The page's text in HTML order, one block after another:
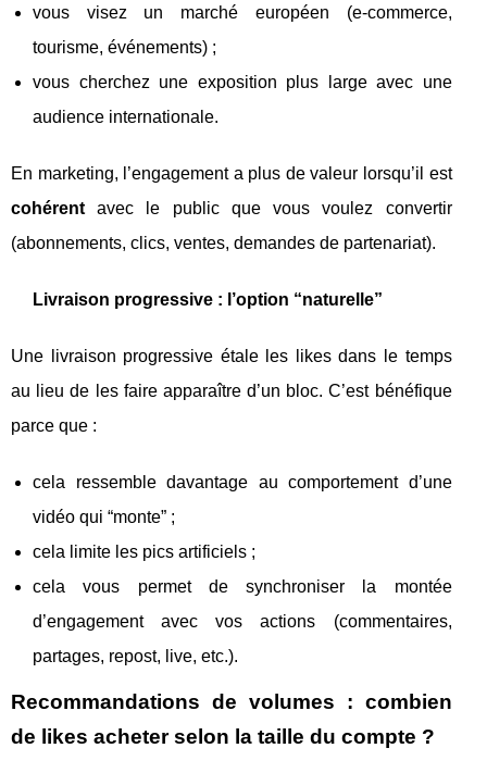
vous visez un marché européen (e-commerce,
tourisme, événements) ;
vous cherchez une exposition plus large avec une
audience internationale.
En marketing, l’engagement a plus de valeur lorsqu’il est
cohérent avec le public que vous voulez convertir
(abonnements, clics, ventes, demandes de partenariat).
Livraison progressive : l’option “naturelle”
Une livraison progressive étale les likes dans le temps
au lieu de les faire apparaître d’un bloc. C’est bénéfique
parce que :
cela ressemble davantage au comportement d’une
vidéo qui “monte” ;
cela limite les pics artificiels ;
cela vous permet de synchroniser la montée
d’engagement avec vos actions (commentaires,
partages, repost, live, etc.).
Recommandations de volumes : combien
de likes acheter selon la taille du compte ?